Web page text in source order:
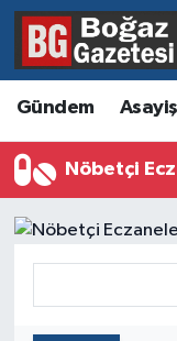
Gündem Asayiş
Nöbetçi
Asayiş
Eğitim
Ekonomi
Kültür ve
Hava Durumu
Trafik
Süper Lig
Son Dakika